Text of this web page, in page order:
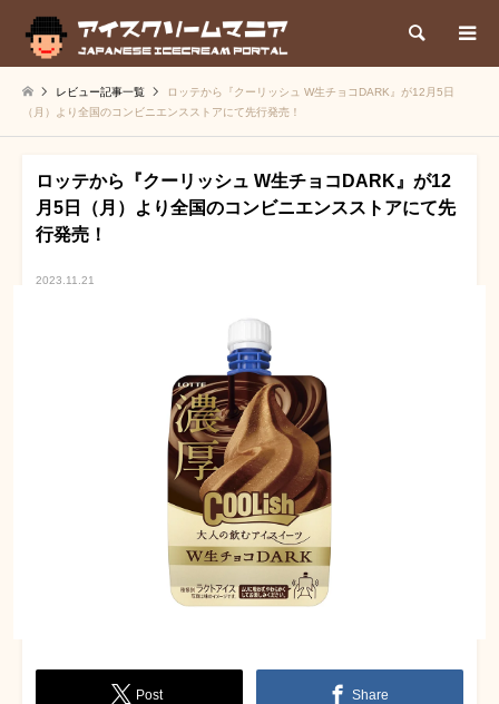
検索
レビュー記事一覧
ロッテから『クーリッシュ W生チョコDARK』が12月5日
（月）より全国のコンビニエンスストアにて先行発売！
ロッテから『クーリッシュ W生チョコDARK』が12
月5日（月）より全国のコンビニエンスストアにて先
行発売！
2023.11.21
Post Share